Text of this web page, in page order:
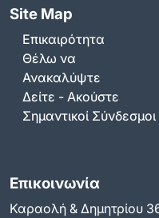
Site Map
Επικαιρότητα
Θέλω να
Ανακαλύψτε
Δείτε - Ακούστε
Σημαντικοί Σύνδεσμοι
Επικοινωνία
Καραολή & Δημητρίου